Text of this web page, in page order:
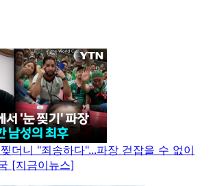
더니 "죄송하다"...파장 걷잡을 수 없이
[지금이뉴스]